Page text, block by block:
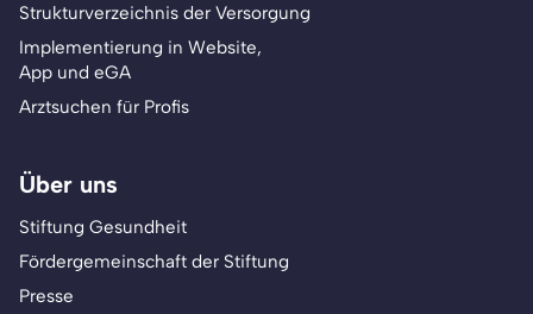
Strukturverzeichnis der Versorgung
Implementierung in Website,
App und eGA
Arztsuchen für Profis
Über uns
Stiftung Gesundheit
Fördergemeinschaft der Stiftung
Presse